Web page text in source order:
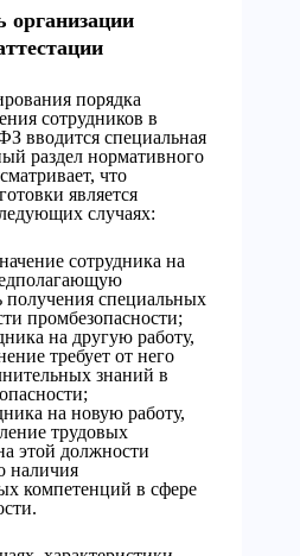
организации
порядка
сотрудников в
вводится специальная
раздел нормативного
что
является
случаях:
сотрудника на
получения специальных
промбезопасности;
на другую работу,
требует от него
знаний в
на новую работу,
трудовых
этой должности
наличия
компетенций в сфере